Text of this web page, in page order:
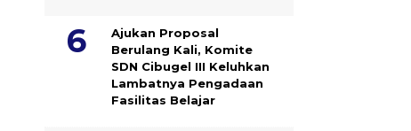
Ajukan Proposal
Berulang Kali, Komite
SDN Cibugel III Keluhkan
Lambatnya Pengadaan
Fasilitas Belajar